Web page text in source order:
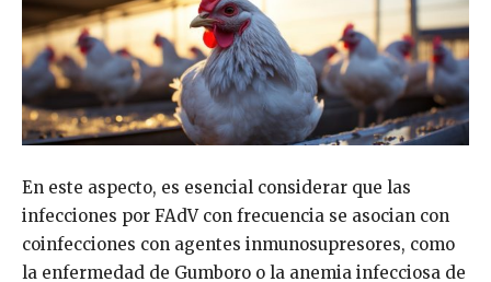
En este aspecto, es esencial considerar que las
infecciones por FAdV con frecuencia se asocian con
coinfecciones con agentes inmunosupresores, como
la enfermedad de Gumboro o la anemia infecciosa de